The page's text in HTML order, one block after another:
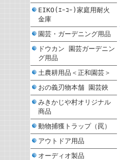
EIKO(ｴｰｺｰ)家庭用耐火
金庫
園芸・ガーデニング用品
ドウカン 園芸ガーデニン
グ用品
土農耕用品＜正和園芸＞
おの義刃物本舗 園芸鋏
みきかじや村オリジナル
商品
動物捕獲トラップ（罠）
アウトドア用品
オーディオ製品